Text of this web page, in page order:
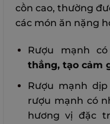
cồn cao, thường
các món ăn nặng
Rượu mạnh
thẳng, tạo cảm
Rượu mạnh
rượu mạnh có
hương vị đặc